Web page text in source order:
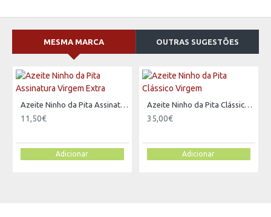
MESMA MARCA OUTRAS SUGESTÕES
Azeite Ninho da Pita Assinatura Virgem Extra
11,50€
Adicionar
Azeite Ninho da Pita Clássico Virgem
35,00€
Adicionar